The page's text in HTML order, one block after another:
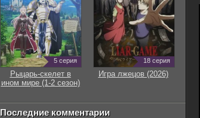
5 серия
Рыцарь-скелет в
ином мире (1-2 сезон)
18 серия
Игра лжецов (2026)
Последние комментарии